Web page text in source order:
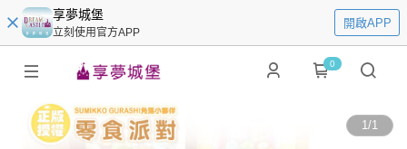
享夢城堡
立刻使用官方APP
開啟APP
0
1/1